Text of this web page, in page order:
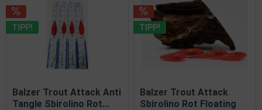
TIPP!
Balzer Trout Attack Anti
Tangle Sbirolino Rot...
TIPP!
Balzer Trout Attack
Sbirolino Rot Floating